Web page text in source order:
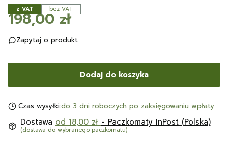
z VAT bez VAT
Cena
198,00 zł
Zapytaj o produkt
Dodaj do koszyka
Czas wysyłki:do 3 dni roboczych po zaksięgowaniu wpłaty
Dostawa od 18,00 zł - Paczkomaty InPost (Polska)
(dostawa do wybranego paczkomatu)